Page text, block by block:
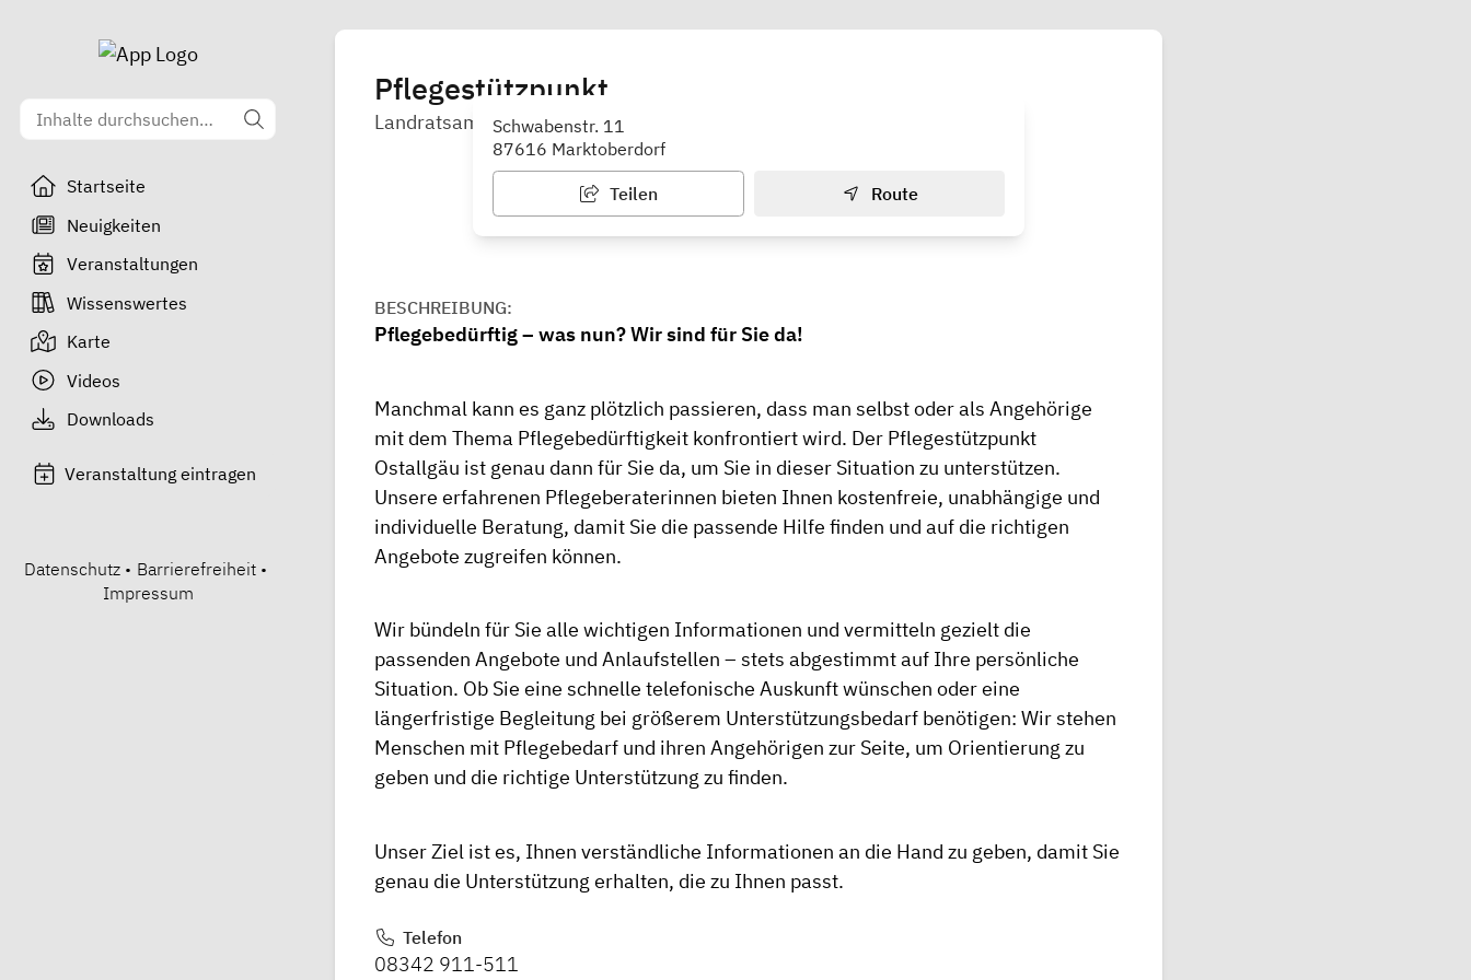
Startseite
Neuigkeiten
Veranstaltungen
Wissenswertes
Karte
Videos
Downloads
Veranstaltung eintragen
Datenschutz • Barrierefreiheit •
Impressum
Pflegestützpunkt
Landratsamt Ostallgäu
Schwabenstr. 11
87616 Marktoberdorf
Teilen Route
BESCHREIBUNG:
Pflegebedürftig – was nun? Wir sind für Sie da!
Manchmal kann es ganz plötzlich passieren, dass man selbst oder als Angehörige
mit dem Thema Pflegebedürftigkeit konfrontiert wird. Der Pflegestützpunkt
Ostallgäu ist genau dann für Sie da, um Sie in dieser Situation zu unterstützen.
Unsere erfahrenen Pflegeberaterinnen bieten Ihnen kostenfreie, unabhängige und
individuelle Beratung, damit Sie die passende Hilfe finden und auf die richtigen
Angebote zugreifen können.
Wir bündeln für Sie alle wichtigen Informationen und vermitteln gezielt die
passenden Angebote und Anlaufstellen – stets abgestimmt auf Ihre persönliche
Situation. Ob Sie eine schnelle telefonische Auskunft wünschen oder eine
längerfristige Begleitung bei größerem Unterstützungsbedarf benötigen: Wir stehen
Menschen mit Pflegebedarf und ihren Angehörigen zur Seite, um Orientierung zu
geben und die richtige Unterstützung zu finden.
Unser Ziel ist es, Ihnen verständliche Informationen an die Hand zu geben, damit Sie
genau die Unterstützung erhalten, die zu Ihnen passt.
Telefon
08342 911-511